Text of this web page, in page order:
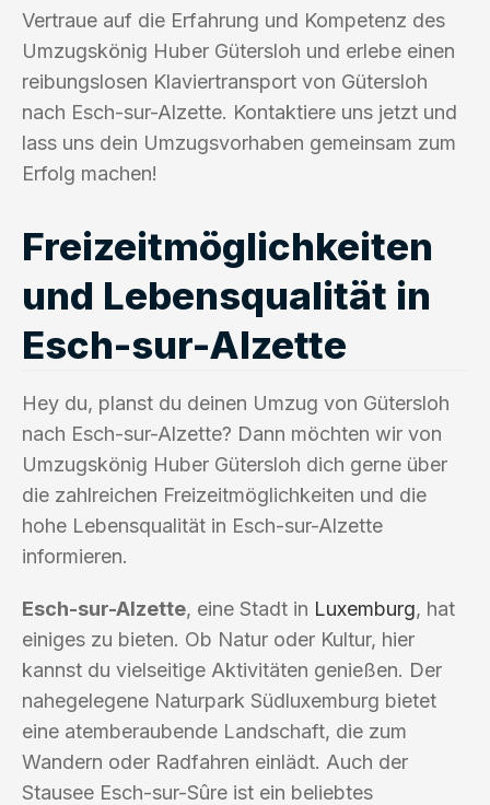
Vertraue auf die Erfahrung und Kompetenz des
Umzugskönig Huber Gütersloh und erlebe einen
reibungslosen Klaviertransport von Gütersloh
nach Esch-sur-Alzette. Kontaktiere uns jetzt und
lass uns dein Umzugsvorhaben gemeinsam zum
Erfolg machen!
Freizeitmöglichkeiten
und Lebensqualität in
Esch-sur-Alzette
Hey du, planst du deinen Umzug von Gütersloh
nach Esch-sur-Alzette? Dann möchten wir von
Umzugskönig Huber Gütersloh dich gerne über
die zahlreichen Freizeitmöglichkeiten und die
hohe Lebensqualität in Esch-sur-Alzette
informieren.
Esch-sur-Alzette, eine Stadt in Luxemburg, hat
einiges zu bieten. Ob Natur oder Kultur, hier
kannst du vielseitige Aktivitäten genießen. Der
nahegelegene Naturpark Südluxemburg bietet
eine atemberaubende Landschaft, die zum
Wandern oder Radfahren einlädt. Auch der
Stausee Esch-sur-Sûre ist ein beliebtes